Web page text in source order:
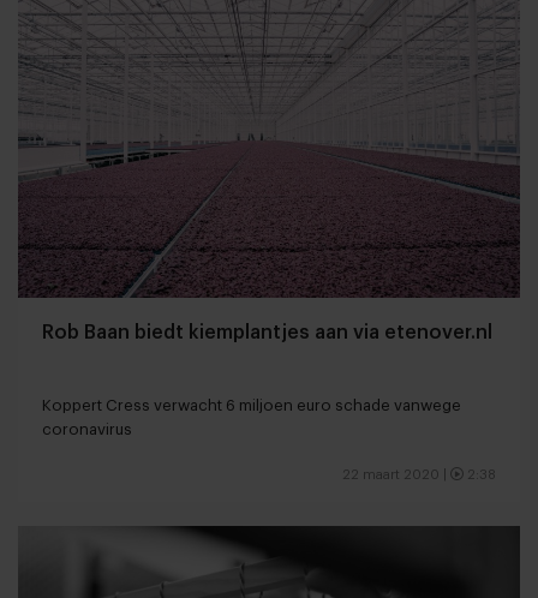
Rob Baan biedt kiemplantjes aan via etenover.nl
Koppert Cress verwacht 6 miljoen euro schade vanwege
coronavirus
22 maart 2020 2:38